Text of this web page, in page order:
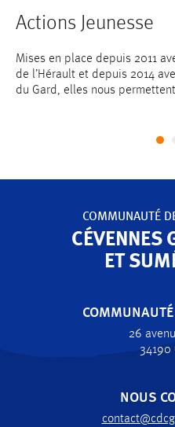
Actions Jeunesse
Mises en place depuis 2011
de l’Hérault et depuis 2014
du Gard, elles nous
COMMUNAUTÉ
CÉVENNES
ET
26
34190
NOUS